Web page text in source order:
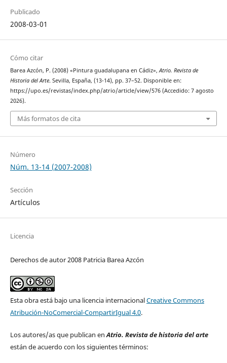
Publicado
2008-03-01
Cómo citar
Barea Azcón, P. (2008) «Pintura guadalupana en Cádiz», Atrio. Revista de
Historia del Arte. Sevilla, España, (13-14), pp. 37–52. Disponible en:
https://upo.es/revistas/index.php/atrio/article/view/576 (Accedido: 7 agosto
2026).
Más formatos de cita
Número
Núm. 13-14 (2007-2008)
Sección
Artículos
Licencia
Derechos de autor 2008 Patricia Barea Azcón
Esta obra está bajo una licencia internacionalCreative Commons
Atribución-NoComercial-CompartirIgual 4.0.
Los autores/as que publican enAtrio. Revista de historia del arte
están de acuerdo con los siguientes términos: